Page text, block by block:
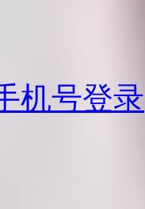
机号登录